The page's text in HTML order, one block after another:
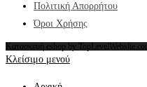
Πολιτική Απορρήτου
Όροι Χρήσης
Κατασκευή eshop by
Κλείσιμο μενού